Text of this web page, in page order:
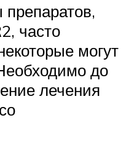
часто
могут
до
лечения